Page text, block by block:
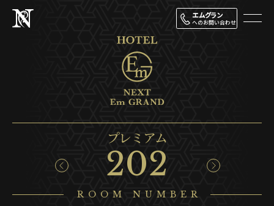
エムグラン
へのお問い合わせ
プレミアム
202
ROOM NUMBER